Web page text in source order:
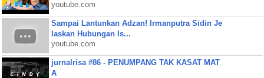
youtube.com
Sampai Lantunkan Adzan! Irmanputra Sidin Je
laskan Hubungan Is...
youtube.com
jurnalrisa #86 - PENUMPANG TAK KASAT MAT
A